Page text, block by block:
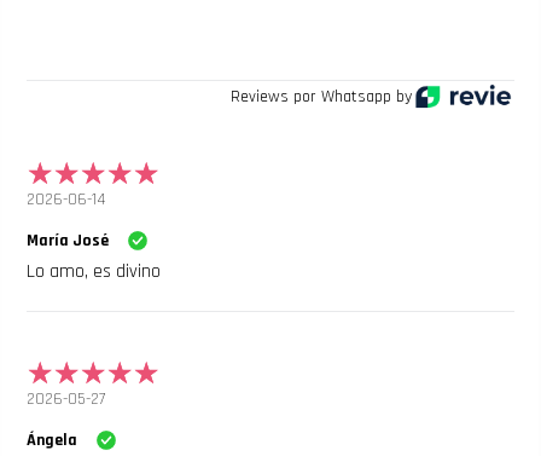
Reviews por Whatsapp by
2026-06-14
María José
Lo amo, es divino
2026-05-27
Ángela